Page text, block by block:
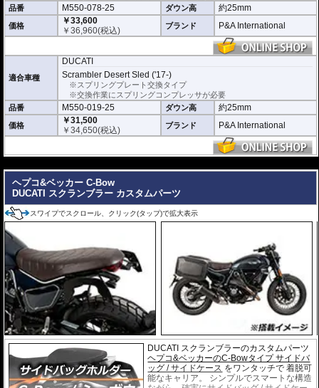
ヘプコ&ベッカー C-Bow
DUCATI スクランブラー カスタムパーツ
スワイプでスクロール、クリック(タップ)で拡大表示
DUCATI スクランブラーのカスタムパーツ
ヘプコ&ベッカーのC-Bowタイプ サイドバ
ッグ / サイドケース をワンタッチで 着脱可
能なキャリア。 シンプルでスマートな構造
品番
M550-078-25 ダウン高 約25mm
価格
￥33,600
￥36,960(税込) ブランド P&A International
適合車種
DUCATI
Scrambler Desert Sled ('17-)
※スプリングプレート交換タイプ
※交換作業にスプリングコンプレッサが必要
品番
M550-019-25 ダウン高 約25mm
価格
￥31,500
￥34,650(税込) ブランド P&A International